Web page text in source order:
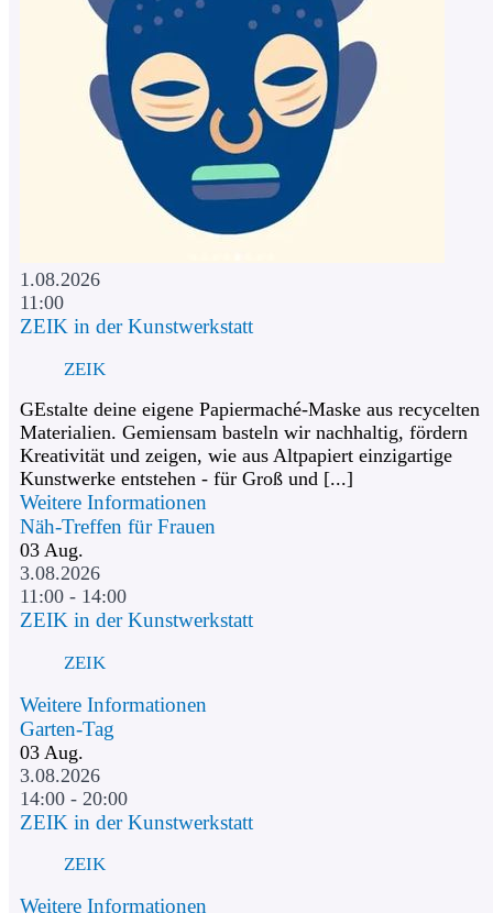
1.08.2026
11:00
ZEIK in der Kunstwerkstatt
ZEIK
GEstalte deine eigene Papiermaché-Maske aus recycelten
Materialien. Gemiensam basteln wir nachhaltig, fördern
Kreativität und zeigen, wie aus Altpapiert einzigartige
Kunstwerke entstehen - für Groß und [...]
Weitere Informationen
Näh-Treffen für Frauen
03 Aug.
3.08.2026
11:00 - 14:00
ZEIK in der Kunstwerkstatt
ZEIK
Weitere Informationen
Garten-Tag
03 Aug.
3.08.2026
14:00 - 20:00
ZEIK in der Kunstwerkstatt
ZEIK
Weitere Informationen